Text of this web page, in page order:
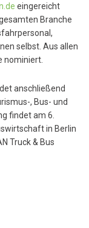
eingereicht
Branche
selbst. Aus allen
nominiert.
anschließend
, Bus- und
findet am 6.
in Berlin
Truck & Bus